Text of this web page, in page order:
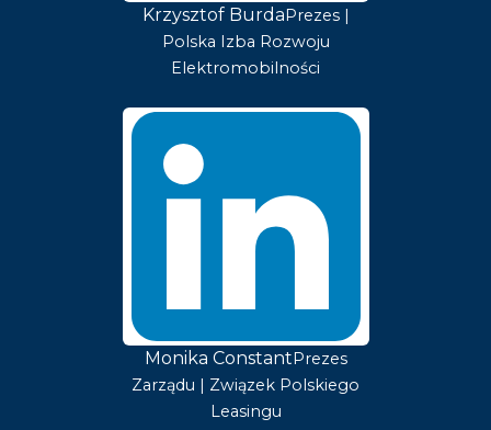
Krzysztof BurdaPrezes |
Polska Izba Rozwoju
Elektromobilności
Monika ConstantPrezes
Zarządu | Związek Polskiego
Leasingu